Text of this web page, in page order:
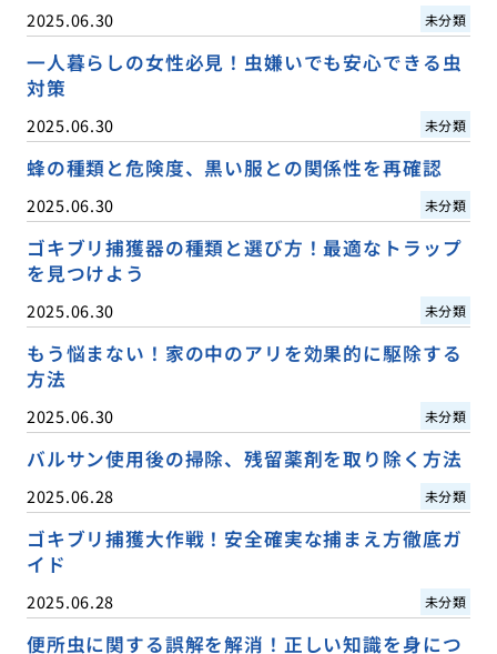
2025.06.30 未分類
一人暮らしの女性必見！虫嫌いでも安心できる虫
対策
2025.06.30 未分類
蜂の種類と危険度、黒い服との関係性を再確認
2025.06.30 未分類
ゴキブリ捕獲器の種類と選び方！最適なトラップ
を見つけよう
2025.06.30 未分類
もう悩まない！家の中のアリを効果的に駆除する
方法
2025.06.30 未分類
バルサン使用後の掃除、残留薬剤を取り除く方法
2025.06.28 未分類
ゴキブリ捕獲大作戦！安全確実な捕まえ方徹底ガ
イド
2025.06.28 未分類
便所虫に関する誤解を解消！正しい知識を身につ